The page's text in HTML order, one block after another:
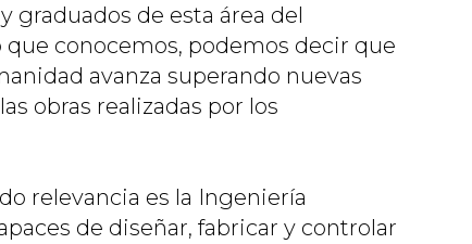
graduados de esta área del
conocemos, podemos decir que
avanza superando nuevas
obras realizadas por los
relevancia es la Ingeniería
de diseñar, fabricar y controlar